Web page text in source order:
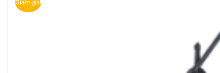
Giảm giá!